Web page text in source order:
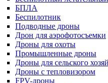
БПЛА
Беспилотник
Подводные дроны
Дрон для аэрофотосъемки
Дроны для охоты
Промышленные дроны
Дроны для сельского
Дроны с тепловизором
FPV-дроны